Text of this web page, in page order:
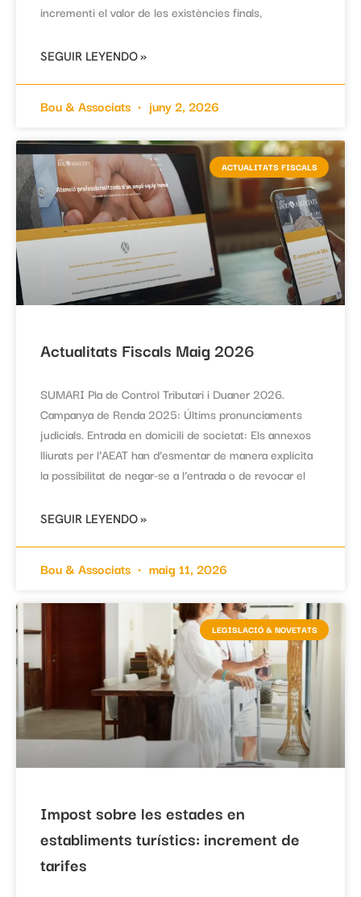
incrementi el valor de les existències finals,
SEGUIR LEYENDO »
Bou & Associats juny 2, 2026
ACTUALITATS FISCALS
Actualitats Fiscals Maig 2026
SUMARI Pla de Control Tributari i Duaner 2026.
Campanya de Renda 2025: Últims pronunciaments
judicials. Entrada en domicili de societat: Els annexos
lliurats per l’AEAT han d’esmentar de manera explícita
la possibilitat de negar-se a l’entrada o de revocar el
SEGUIR LEYENDO »
Bou & Associats maig 11, 2026
LEGISLACIÓ & NOVETATS
Impost sobre les estades en
establiments turístics: increment de
tarifes